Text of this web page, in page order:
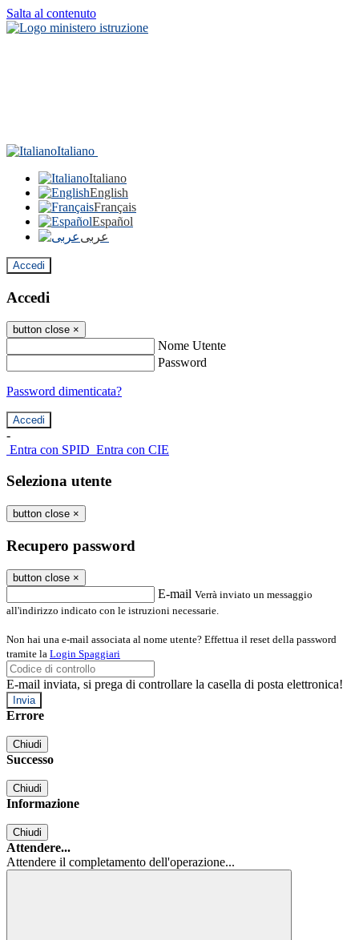
Salta al contenuto
Italiano
Italiano
English
Français
Español
عربى
Accedi
Accedi
button close ×
Nome Utente
Password
Password dimenticata?
-
Entra con SPID Entra con CIE
Seleziona utente
button close ×
Recupero password
button close ×
E-mail Verrà inviato un messaggio
all'indirizzo indicato con le istruzioni necessarie.
Non hai una e-mail associata al nome utente? Effettua il reset della password
tramite la Login Spaggiari
E-mail inviata, si prega di controllare la casella di posta elettronica!
Errore
Chiudi
Successo
Chiudi
Informazione
Chiudi
Attendere...
Attendere il completamento dell'operazione...